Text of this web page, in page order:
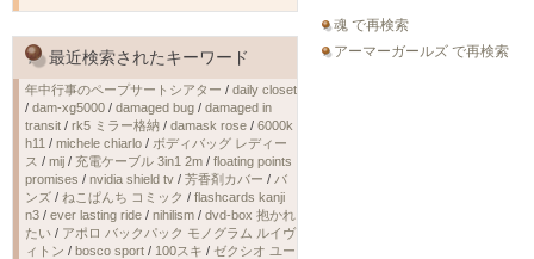
魂 で再検索
アーマーガールズ で再検索
最近検索されたキーワード
年中行事のペープサートシアター / daily closet
/ dam-xg5000 / damaged bug / damaged in
transit / rk5 ミラー格納 / damask rose / 6000k
h11 / michele chiarlo / ボディバッグ レディー
ス / mij / 充電ケーブル 3in1 2m / floating points
promises / nvidia shield tv / 芳香剤カバー / バ
ンズ / ねこぱんち コミック / flashcards kanji
n3 / ever lasting ride / nihilism / dvd-box 抱かれ
たい / アポロ バックパック モノグラム ルイヴ
ィトン / bosco sport / 100スキ / ゼクシオ ユー